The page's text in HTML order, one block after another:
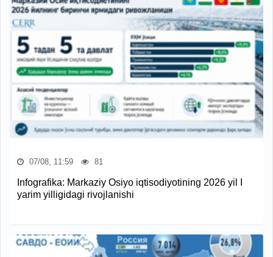
07/08, 11:59 81
Infografika: Markaziy Osiyo iqtisodiyotining 2026 yil I
yarim yilligidagi rivojlanishi